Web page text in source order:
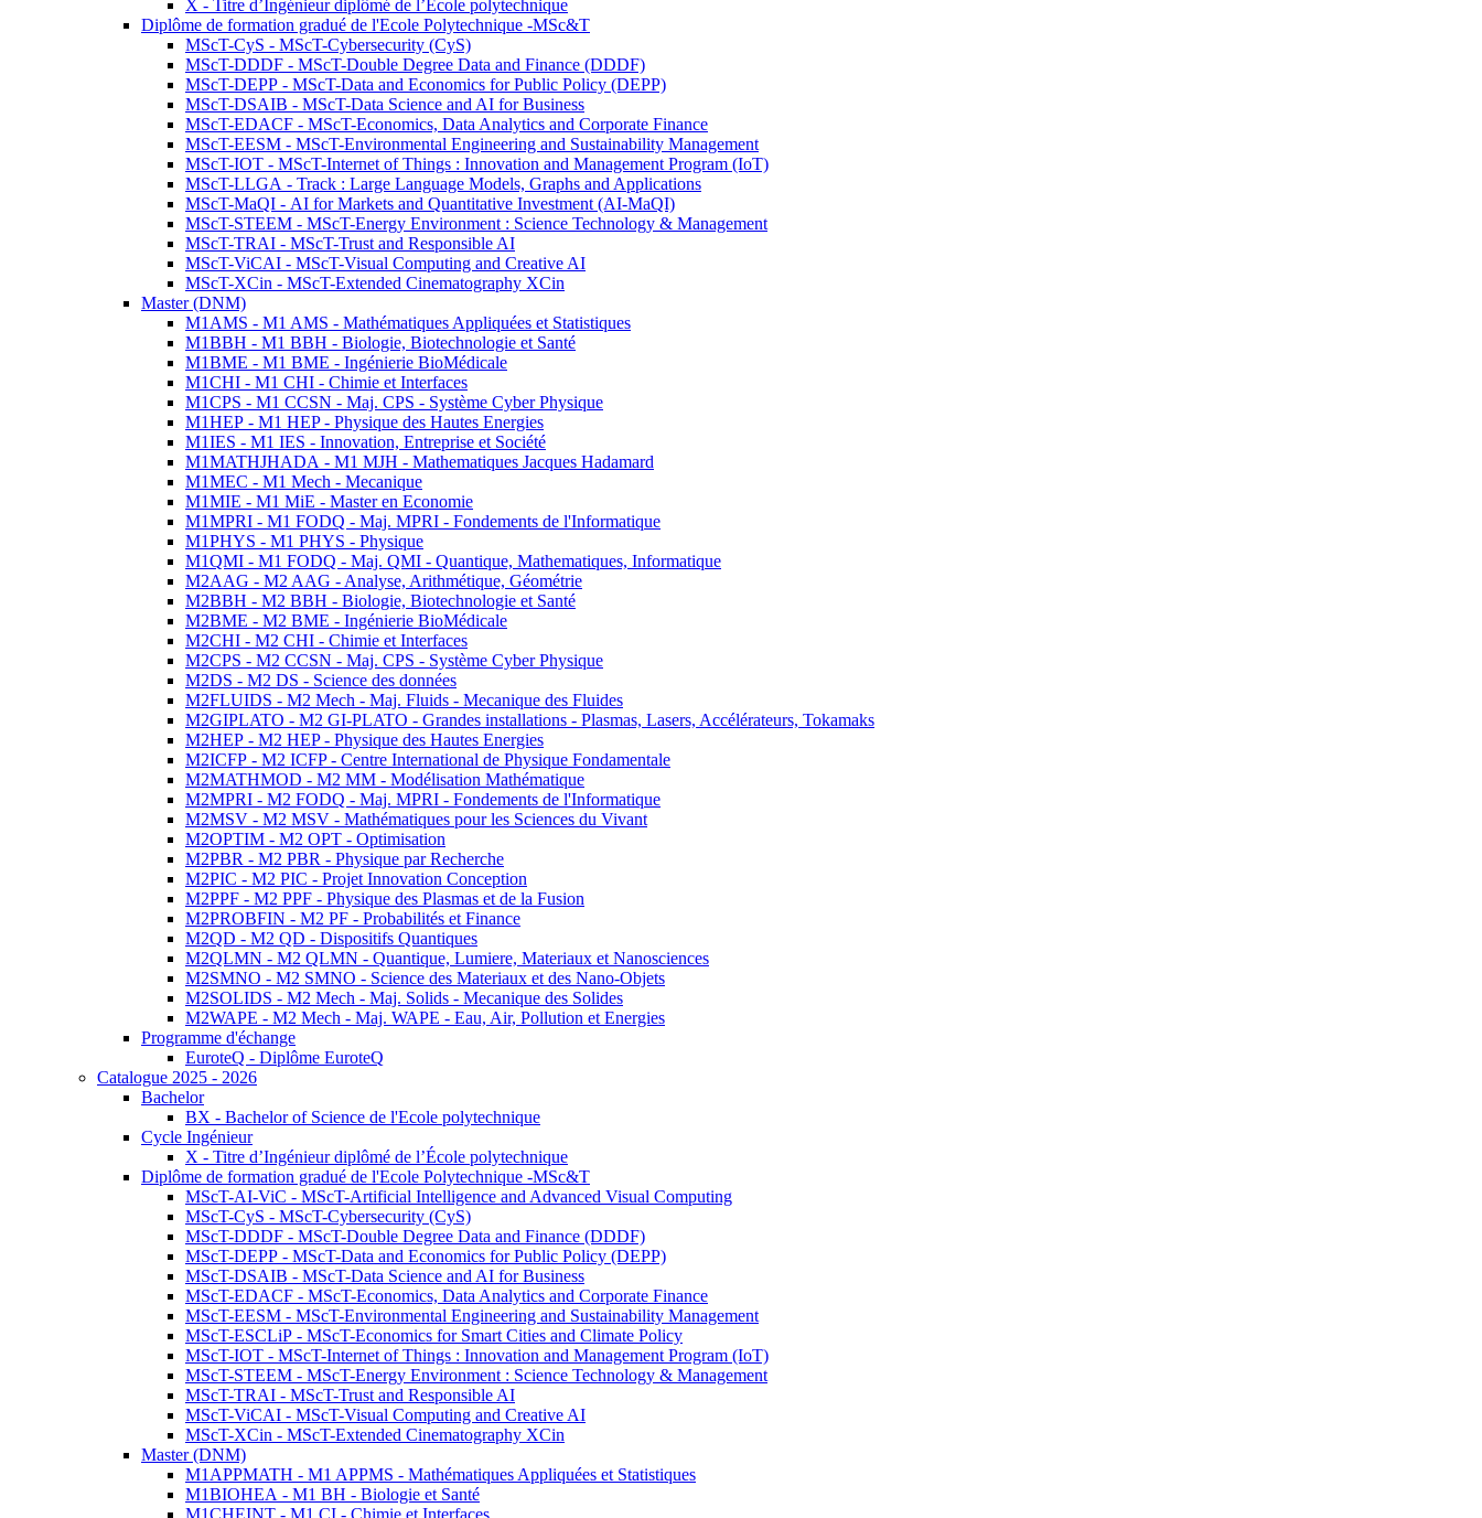
X - Titre d’Ingénieur diplômé de l’École polytechnique
Diplôme de formation gradué de l'Ecole Polytechnique -MSc&T
MScT-CyS - MScT-Cybersecurity (CyS)
MScT-DDDF - MScT-Double Degree Data and Finance (DDDF)
MScT-DEPP - MScT-Data and Economics for Public Policy (DEPP)
MScT-DSAIB - MScT-Data Science and AI for Business
MScT-EDACF - MScT-Economics, Data Analytics and Corporate Finance
MScT-EESM - MScT-Environmental Engineering and Sustainability Management
MScT-IOT - MScT-Internet of Things : Innovation and Management Program (IoT)
MScT-LLGA - Track : Large Language Models, Graphs and Applications
MScT-MaQI - AI for Markets and Quantitative Investment (AI-MaQI)
MScT-STEEM - MScT-Energy Environment : Science Technology & Management
MScT-TRAI - MScT-Trust and Responsible AI
MScT-ViCAI - MScT-Visual Computing and Creative AI
MScT-XCin - MScT-Extended Cinematography XCin
Master (DNM)
M1AMS - M1 AMS - Mathématiques Appliquées et Statistiques
M1BBH - M1 BBH - Biologie, Biotechnologie et Santé
M1BME - M1 BME - Ingénierie BioMédicale
M1CHI - M1 CHI - Chimie et Interfaces
M1CPS - M1 CCSN - Maj. CPS - Système Cyber Physique
M1HEP - M1 HEP - Physique des Hautes Energies
M1IES - M1 IES - Innovation, Entreprise et Société
M1MATHJHADA - M1 MJH - Mathematiques Jacques Hadamard
M1MEC - M1 Mech - Mecanique
M1MIE - M1 MiE - Master en Economie
M1MPRI - M1 FODQ - Maj. MPRI - Fondements de l'Informatique
M1PHYS - M1 PHYS - Physique
M1QMI - M1 FODQ - Maj. QMI - Quantique, Mathematiques, Informatique
M2AAG - M2 AAG - Analyse, Arithmétique, Géométrie
M2BBH - M2 BBH - Biologie, Biotechnologie et Santé
M2BME - M2 BME - Ingénierie BioMédicale
M2CHI - M2 CHI - Chimie et Interfaces
M2CPS - M2 CCSN - Maj. CPS - Système Cyber Physique
M2DS - M2 DS - Science des données
M2FLUIDS - M2 Mech - Maj. Fluids - Mecanique des Fluides
M2GIPLATO - M2 GI-PLATO - Grandes installations - Plasmas, Lasers, Accélérateurs, Tokamaks
M2HEP - M2 HEP - Physique des Hautes Energies
M2ICFP - M2 ICFP - Centre International de Physique Fondamentale
M2MATHMOD - M2 MM - Modélisation Mathématique
M2MPRI - M2 FODQ - Maj. MPRI - Fondements de l'Informatique
M2MSV - M2 MSV - Mathématiques pour les Sciences du Vivant
M2OPTIM - M2 OPT - Optimisation
M2PBR - M2 PBR - Physique par Recherche
M2PIC - M2 PIC - Projet Innovation Conception
M2PPF - M2 PPF - Physique des Plasmas et de la Fusion
M2PROBFIN - M2 PF - Probabilités et Finance
M2QD - M2 QD - Dispositifs Quantiques
M2QLMN - M2 QLMN - Quantique, Lumiere, Materiaux et Nanosciences
M2SMNO - M2 SMNO - Science des Materiaux et des Nano-Objets
M2SOLIDS - M2 Mech - Maj. Solids - Mecanique des Solides
M2WAPE - M2 Mech - Maj. WAPE - Eau, Air, Pollution et Energies
Programme d'échange
EuroteQ - Diplôme EuroteQ
Catalogue 2025 - 2026
Bachelor
BX - Bachelor of Science de l'Ecole polytechnique
Cycle Ingénieur
X - Titre d’Ingénieur diplômé de l’École polytechnique
Diplôme de formation gradué de l'Ecole Polytechnique -MSc&T
MScT-AI-ViC - MScT-Artificial Intelligence and Advanced Visual Computing
MScT-CyS - MScT-Cybersecurity (CyS)
MScT-DDDF - MScT-Double Degree Data and Finance (DDDF)
MScT-DEPP - MScT-Data and Economics for Public Policy (DEPP)
MScT-DSAIB - MScT-Data Science and AI for Business
MScT-EDACF - MScT-Economics, Data Analytics and Corporate Finance
MScT-EESM - MScT-Environmental Engineering and Sustainability Management
MScT-ESCLiP - MScT-Economics for Smart Cities and Climate Policy
MScT-IOT - MScT-Internet of Things : Innovation and Management Program (IoT)
MScT-STEEM - MScT-Energy Environment : Science Technology & Management
MScT-TRAI - MScT-Trust and Responsible AI
MScT-ViCAI - MScT-Visual Computing and Creative AI
MScT-XCin - MScT-Extended Cinematography XCin
Master (DNM)
M1APPMATH - M1 APPMS - Mathématiques Appliquées et Statistiques
M1BIOHEA - M1 BH - Biologie et Santé
M1CHEINT - M1 CI - Chimie et Interfaces